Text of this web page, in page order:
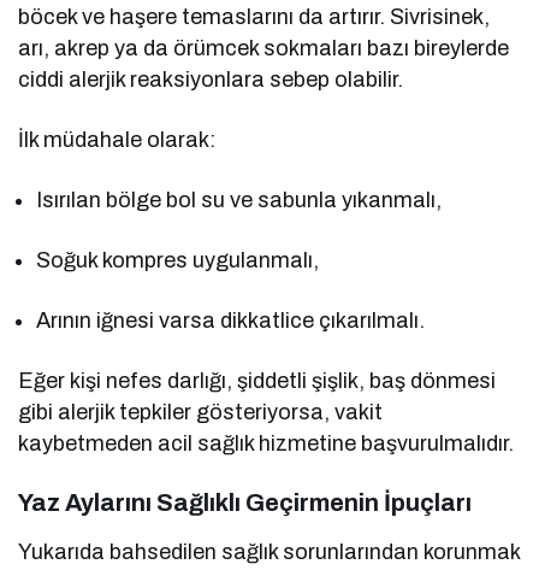
böcek ve haşere temaslarını da artırır. Sivrisinek,
arı, akrep ya da örümcek sokmaları bazı bireylerde
ciddi alerjik reaksiyonlara sebep olabilir.
İlk müdahale olarak:
Isırılan bölge bol su ve sabunla yıkanmalı,
Soğuk kompres uygulanmalı,
Arının iğnesi varsa dikkatlice çıkarılmalı.
Eğer kişi nefes darlığı, şiddetli şişlik, baş dönmesi
gibi alerjik tepkiler gösteriyorsa, vakit
kaybetmeden acil sağlık hizmetine başvurulmalıdır.
Yaz Aylarını Sağlıklı Geçirmenin İpuçları
Yukarıda bahsedilen sağlık sorunlarından korunmak